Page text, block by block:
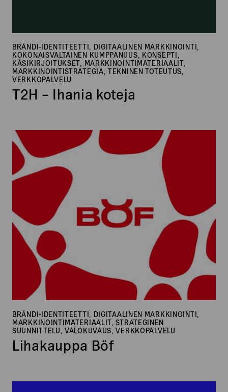
BRÄNDI-IDENTITEETTI, DIGITAALINEN MARKKINOINTI,
KOKONAISVALTAINEN KUMPPANUUS, KONSEPTI,
KÄSIKIRJOITUKSET, MARKKINOINTIMATERIAALIT,
MARKKINOINTISTRATEGIA, TEKNINEN TOTEUTUS,
VERKKOPALVELU
T2H – Ihania koteja
Lihakauppa
Böf
BRÄNDI-IDENTITEETTI, DIGITAALINEN MARKKINOINTI,
MARKKINOINTIMATERIAALIT, STRATEGINEN
SUUNNITTELU, VALOKUVAUS, VERKKOPALVELU
Lihakauppa Böf